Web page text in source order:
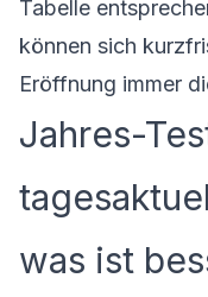
Tabelle
können sich
Eröffnung immer
Jahres-
was ist